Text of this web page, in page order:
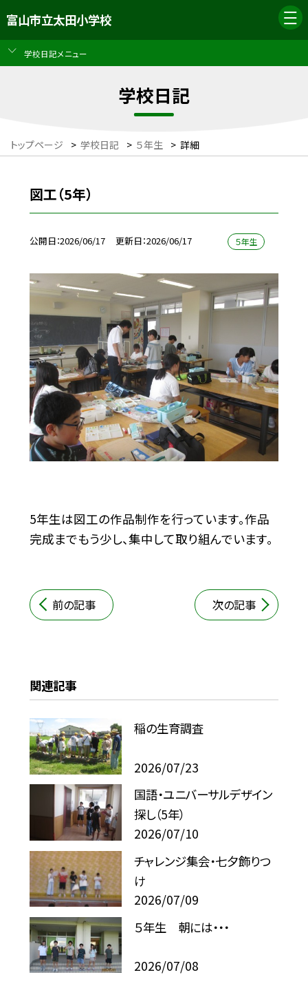
富山市立太田小学校
学校日記メニュー
学校日記
トップページ > 学校日記 > ５年生 > 詳細
図工（5年）
公開日 2026/06/17 更新日 2026/06/17 ５年生
5年生は図工の作品制作を行っています。作品
完成までもう少し、集中して取り組んでいます。
前の記事 次の記事
関連記事
稲の生育調査
2026/07/23
国語・ユニバーサルデザイン
探し（5年）
2026/07/10
チャレンジ集会・七夕飾りつ
け
2026/07/09
５年生 朝には・・・
2026/07/08